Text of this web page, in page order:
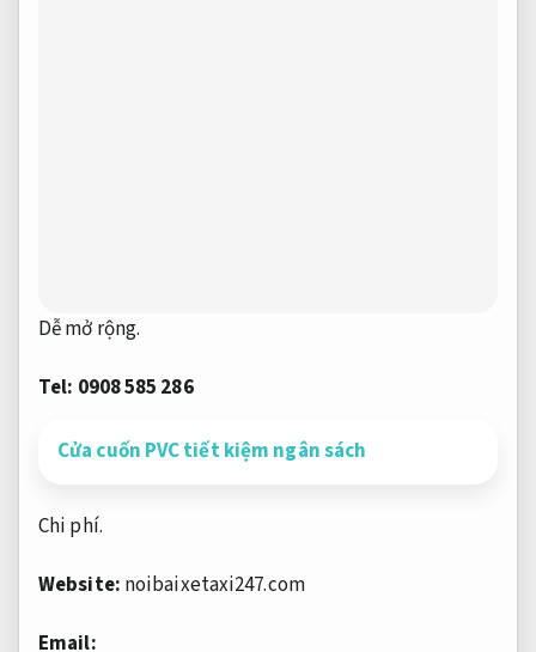
Dễ mở rộng.
Tel: 0908 585 286
Cửa cuốn PVC tiết kiệm ngân sách
Chi phí.
Website: noibaixetaxi247.com
Email: